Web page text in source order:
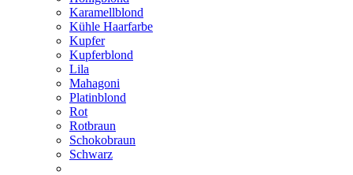
Karamellblond
Kühle Haarfarbe
Kupfer
Kupferblond
Lila
Mahagoni
Platinblond
Rot
Rotbraun
Schokobraun
Schwarz